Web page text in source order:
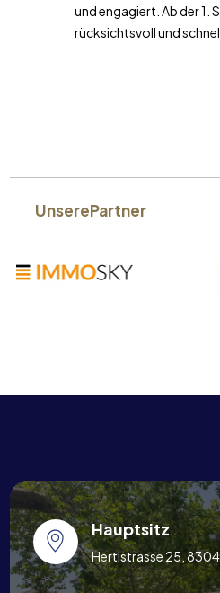
und engagiert. Ab der 1.
rücksichtsvoll und schnell
UnserePartner
Hauptsitz
Hertistrasse 25, 8304